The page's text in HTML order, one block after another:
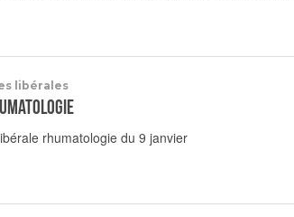
libérales
rhumatologie du 9 janvier